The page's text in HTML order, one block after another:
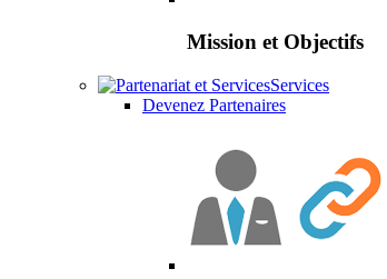
Mission et Objectifs
Services
Devenez Partenaires